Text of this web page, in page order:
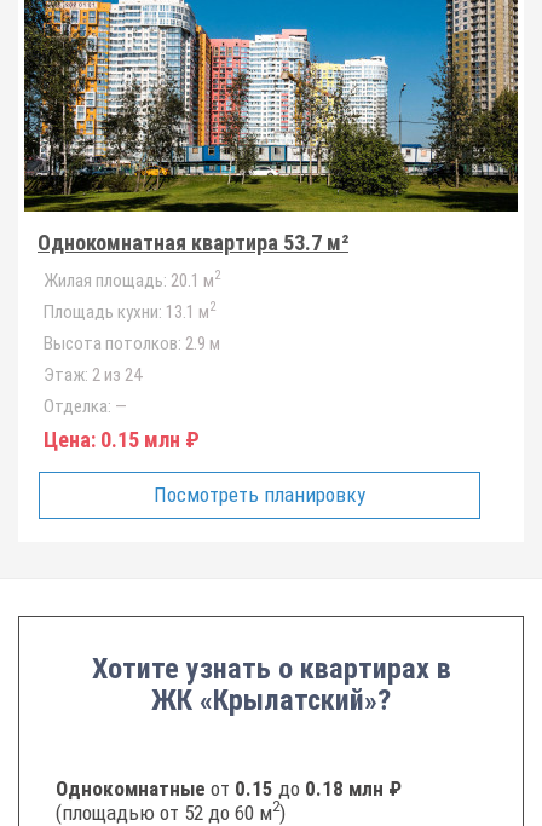
Однокомнатная квартира 53.7 м²
Жилая площадь: 20.1 м2
Площадь кухни: 13.1 м2
Высота потолков: 2.9 м
Этаж: 2 из 24
Отделка: —
Цена: 0.15 млн ₽
Посмотреть планировку
Хотите узнать о квартирах в
ЖК «Крылатский»?
Однокомнатные от 0.15 до 0.18 млн ₽
(площадью от 52 до 60 м2)